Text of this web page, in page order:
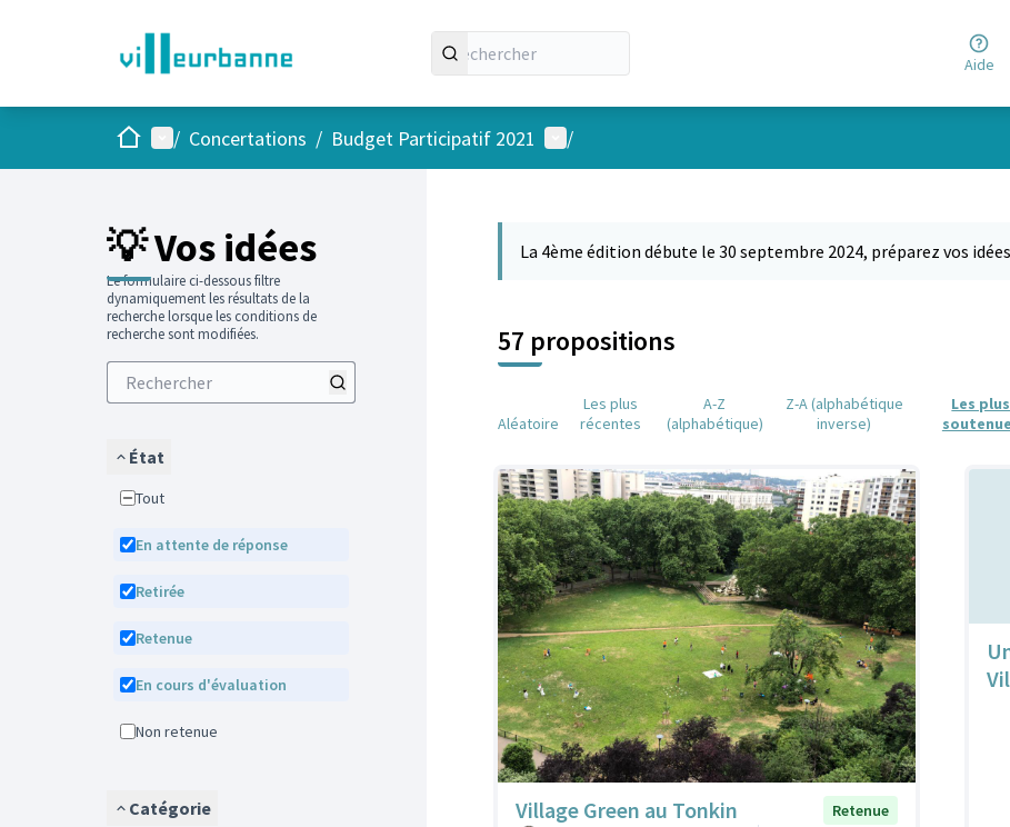
Aide
AccueilMenu principal
/ Concertations / Budget Participatif 2021 Menu utilisateur
/
💡 Vos idées
Le formulaire ci-dessous filtre
dynamiquement les résultats de la
recherche lorsque les conditions de
recherche sont modifiées.
État
Tout
En attente de réponse
Retirée
Retenue
En cours d'évaluation
Non retenue
Catégorie
La 4ème édition débute le 30 septembre 2024, préparez vos
57 propositions
Aléatoire
Les plus
récentes
A-Z
(alphabétique)
Z-A (alphabétique
inverse)
Les plus
Village Green au Tonkin
Retenue